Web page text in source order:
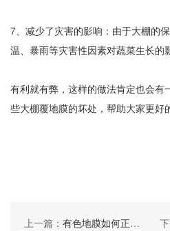
7、减少了灾害的影响：由于大棚的
温、暴雨等灾害性因素对蔬菜生长的
有利就有弊，这样的做法肯定也会有
些大棚覆地膜的坏处，帮助大家更好
上一篇： 有色地膜如何正确使用